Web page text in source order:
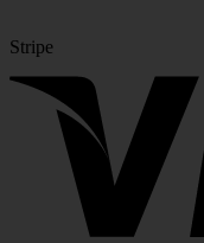
Stripe